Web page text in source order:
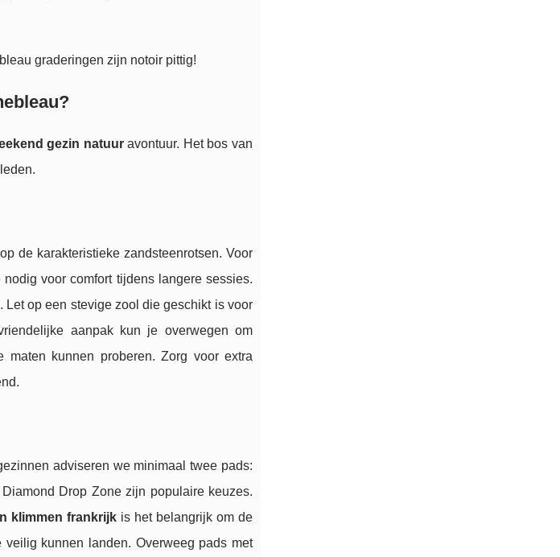
graderingen zijn notoir pittig!
gezin natuuravontuur. Het bos van
de karakteristieke zandsteenrotsen. Voor
voor comfort tijdens langere sessies.
op een stevige zool die geschikt is voor
aanpak kun je overwegen om
maten kunnen proberen. Zorg voor extra
adviseren we minimaal twee pads:
Drop Zone zijn populaire keuzes.
klimmen frankrijkis het belangrijk om de
kunnen landen. Overweeg pads met